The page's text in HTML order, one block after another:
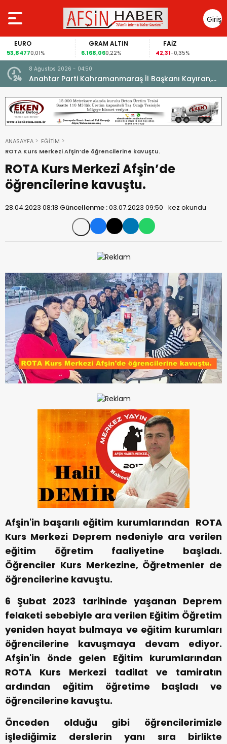
Giriş
Yap
EURO
53,84770,01%
GRAM ALTIN
6.168,060,22%
FAİZ
42,31-0,35%
8 Ağustos 2026 - 04:50
Anahtar Parti Kahramanmaraş İl Başkanı Kayıran,
Afşin Teşkilatı ile buluştu.
ANASAYFA
EĞİTİM
ROTA Kurs Merkezi Afşin’de öğrencilerine kavuştu.
ROTA Kurs Merkezi Afşin’de
öğrencilerine kavuştu.
28.04.2023 08:18 Güncellenme :03.07.2023 09:50 kez okundu
Afşin'in başarılı eğitim kurumlarından ROTA
Kurs Merkezi Deprem nedeniyle ara verilen
eğitim öğretim faaliyetine başladı.
Öğrenciler Kurs Merkezine, Öğretmenler de
öğrencilerine kavuştu.
6 Şubat 2023 tarihinde yaşanan Deprem
felaketi sebebiyle ara verilen Eğitim Öğretim
yeniden hayat bulmaya ve eğitim kurumları
öğrencilerine kavuşmaya devam ediyor.
Afşin'in önde gelen Eğitim kurumlarından
ROTA Kurs Merkezi tadilat ve tamiratın
ardından eğitim öğretime başladı ve
öğrencilerine kavuştu.
Önceden olduğu gibi öğrencilerimizle
işlediğimiz derslerin yanı sıra birlikte